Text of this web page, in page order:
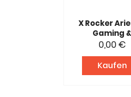
X Rocker
Gaming &
Jugendliche-
Musik Sessel
0,00 €
Kaufen